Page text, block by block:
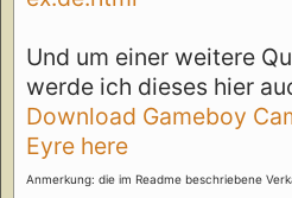
Und um einer weitere
werde ich dieses hier
Download Gameboy
Eyre here
Anmerkung: die im Readme beschriebene